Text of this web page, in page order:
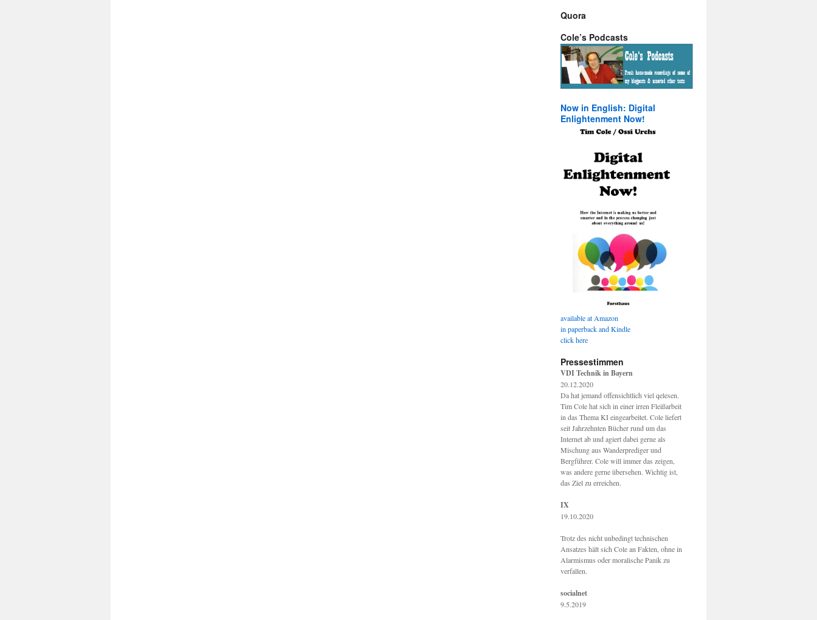
Quora
Cole’s Podcasts
Now in English: Digital
Enlightenment Now!
available at Amazon
in paperback and Kindle
click here
Pressestimmen
VDI Technik in Bayern
20.12.2020
Da hat jemand offensichtlich viel qelesen.
Tim Cole hat sich in einer irren Fleißarbeit
in das Thema KI eingearbeitet. Cole liefert
seit Jahrzehnten Bücher rund um das
Internet ab und agiert dabei gerne als
Mischung aus Wanderprediger und
Bergführer. Cole will immer das zeigen,
was andere gerne übersehen. Wichtig ist,
das Ziel zu erreichen.
IX
19.10.2020
Trotz des nicht unbedingt technischen
Ansatzes hält sich Cole an Fakten, ohne in
Alarmismus oder moralische Panik zu
verfallen.
socialnet
9.5.2019